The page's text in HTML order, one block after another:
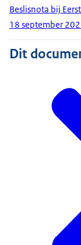
Beslisnota bij
18 september
Dit